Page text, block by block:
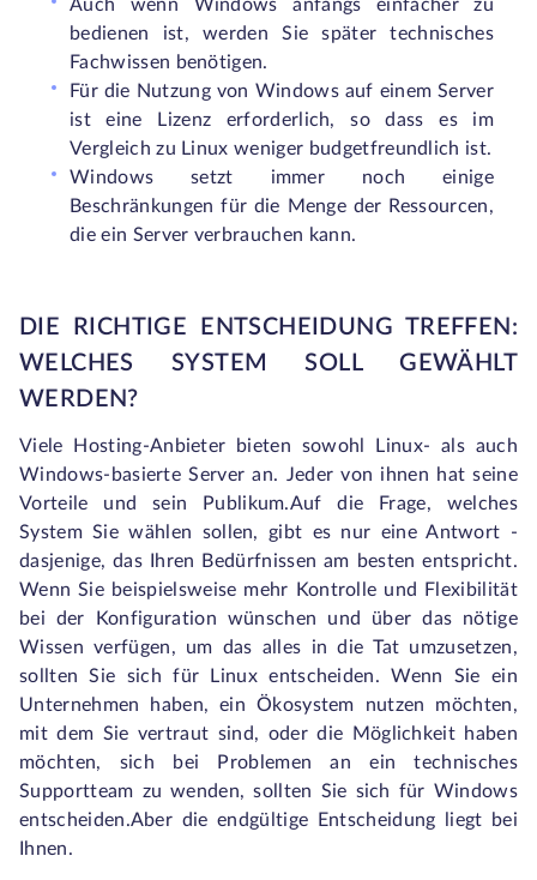
Auch wenn Windows anfangs einfacher zu
bedienen ist, werden Sie später technisches
Fachwissen benötigen.
Für die Nutzung von Windows auf einem Server
ist eine Lizenz erforderlich, so dass es im
Vergleich zu Linux weniger budgetfreundlich ist.
Windows setzt immer noch einige
Beschränkungen für die Menge der Ressourcen,
die ein Server verbrauchen kann.
DIE RICHTIGE ENTSCHEIDUNG TREFFEN:
WELCHES SYSTEM SOLL GEWÄHLT
WERDEN?
Viele Hosting-Anbieter bieten sowohl Linux- als auch
Windows-basierte Server an. Jeder von ihnen hat seine
Vorteile und sein Publikum.Auf die Frage, welches
System Sie wählen sollen, gibt es nur eine Antwort -
dasjenige, das Ihren Bedürfnissen am besten entspricht.
Wenn Sie beispielsweise mehr Kontrolle und Flexibilität
bei der Konfiguration wünschen und über das nötige
Wissen verfügen, um das alles in die Tat umzusetzen,
sollten Sie sich für Linux entscheiden. Wenn Sie ein
Unternehmen haben, ein Ökosystem nutzen möchten,
mit dem Sie vertraut sind, oder die Möglichkeit haben
möchten, sich bei Problemen an ein technisches
Supportteam zu wenden, sollten Sie sich für Windows
entscheiden.Aber die endgültige Entscheidung liegt bei
Ihnen.